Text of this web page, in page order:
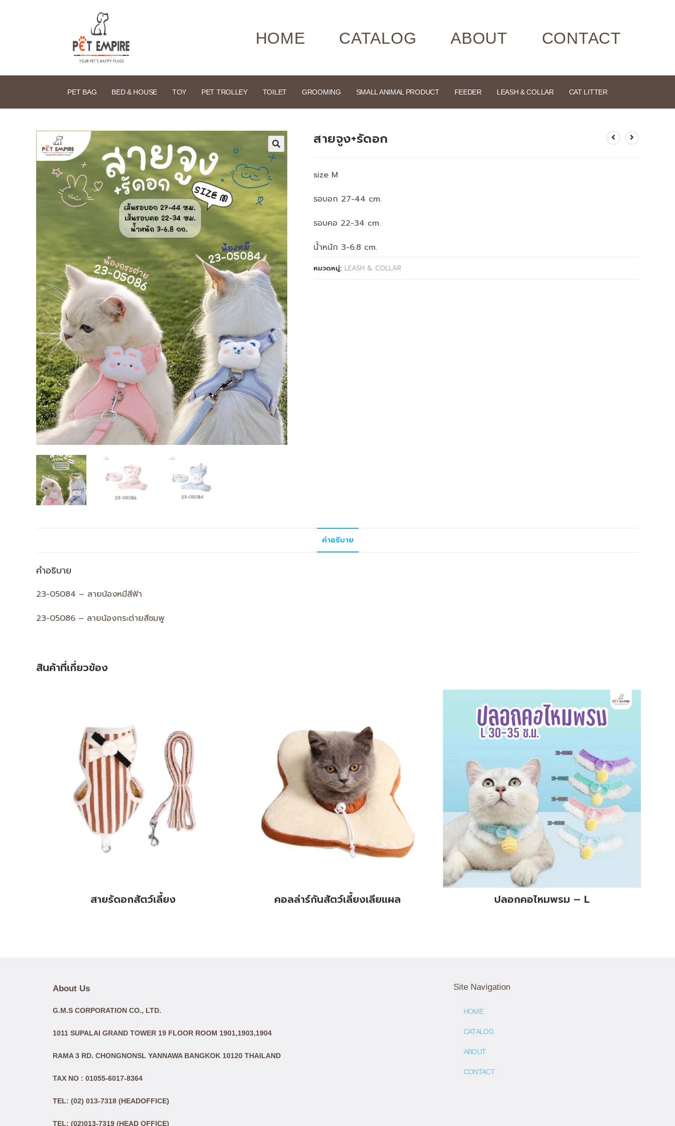
HOME CATALOG ABOUT CONTACT
PET BAG BED & HOUSE TOY PET TROLLEY TOILET GROOMING SMALL ANIMAL PRODUCT FEEDER LEASH & COLLAR CAT LITTER
🔍
สายจูง+รัดอก
size M
รอบอก 27-44 cm.
รอบคอ 22-34 cm.
น้ำหนัก 3-6.8 cm.
หมวดหมู่: LEASH & COLLAR
คำอธิบาย
คำอธิบาย
23-05084 – ลายน้องหมีสีฟ้า
23-05086 – ลายน้องกระต่ายสีชมพู
สินค้าที่เกี่ยวข้อง
สายรัดอกสัตว์เลี้ยง คอลล่าร์กันสัตว์เลี้ยงเลียแผล ปลอกคอไหมพรม – L
About Us
G.M.S CORPORATION CO., LTD.
1011 SUPALAI GRAND TOWER 19 FLOOR ROOM 1901,1903,1904
RAMA 3 RD. CHONGNONSL YANNAWA BANGKOK 10120 THAILAND
TAX NO : 01055-6017-8364
TEL: (02) 013-7318 (HEADOFFICE)
TEL: (02)013-7319 (HEAD OFFICE)
Site Navigation
HOME
CATALOG
ABOUT
CONTACT